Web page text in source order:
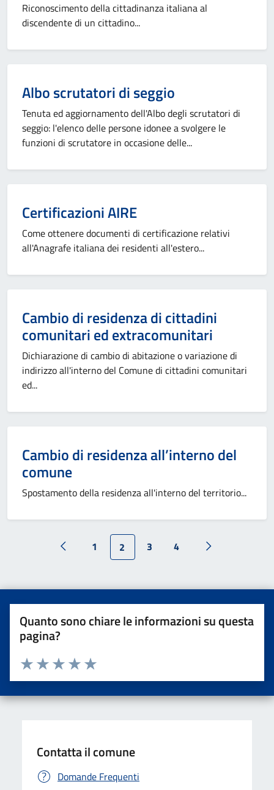
Riconoscimento della cittadinanza italiana al
discendente di un cittadino...
Categoria:
Albo scrutatori di seggio
Tenuta ed aggiornamento dell'Albo degli scrutatori di
seggio: l'elenco delle persone idonee a svolgere le
funzioni di scrutatore in occasione delle...
Categoria:
Certificazioni AIRE
Come ottenere documenti di certificazione relativi
all'Anagrafe italiana dei residenti all'estero...
Categoria:
Cambio di residenza di cittadini
comunitari ed extracomunitari
Dichiarazione di cambio di abitazione o variazione di
indirizzo all'interno del Comune di cittadini comunitari
ed...
Categoria:
Cambio di residenza all’interno del
comune
Spostamento della residenza all'interno del territorio...
1 2 3 4
Quanto sono chiare le informazioni su questa
pagina?
Valuta da 1 a 5 stelle la pagina
Valuta 5 stelle su 5
Valuta 4 stelle su 5
Valuta 3 stelle su 5
Valuta 2 stelle su 5
Valuta una stella su 5
Contatta il comune
Domande Frequenti